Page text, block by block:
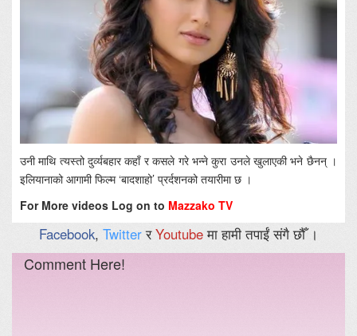
उनी माथि त्यस्तो दुर्व्यबहार कहाँ र कसले गरे भन्ने कुरा उनले खुलाएकी भने छैनन् ।
इलियानाको आगामी फिल्म ‘बादशाहो’ प्रर्दशनको तयारीमा छ ।
For More videos Log on to Mazzako TV
Facebook, TwitterरYoutubeमा हामी तपाईं संगै छौँ ।
Comment Here!